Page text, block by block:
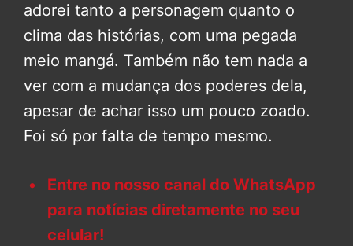
adorei tanto a personagem quanto o
clima das histórias, com uma pegada
meio mangá. Também não tem nada a
ver com a mudança dos poderes dela,
apesar de achar isso um pouco zoado.
Foi só por falta de tempo mesmo.
Entre no nosso canal do WhatsApp
para notícias diretamente no seu
celular!